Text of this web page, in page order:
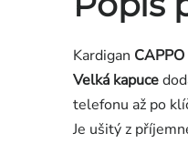
Kardigan CAPPO
Velká kapuce
telefonu až po
Je ušitý z